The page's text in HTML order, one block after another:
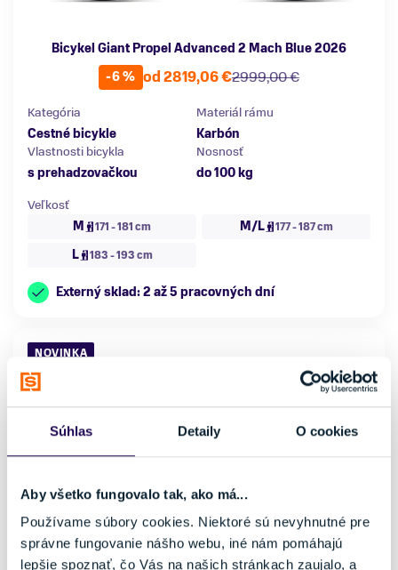
Súhlas Detaily O cookies
Aby všetko fungovalo tak, ako má...
Používame súbory cookies. Niektoré sú nevyhnutné pre
správne fungovanie nášho webu, iné nám pomáhajú
lepšie spoznať, čo Vás na našich stránkach zaujalo, a
Bicykel Giant Propel Advanced 2 Mach Blue 2026
-6 %
2999,00 €
od 2819,06 €
Kategória
Cestné bicykle
Materiál rámu
Karbón
Vlastnosti bicykla
s prehadzovačkou
Nosnosť
do 100 kg
Veľkosť
M
171 - 181 cm M/L 177 - 187 cm
L 183 - 193 cm
Externý sklad: 2 až 5 pracovných dní
NOVINKA